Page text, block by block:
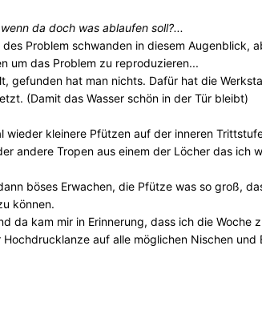
da doch was ablaufen soll?...
Problem schwanden in diesem Augenblick,
um das Problem zu reproduzieren...
gefunden hat man nichts. Dafür hat die
(Damit das Wasser schön in der Tür bleibt)
wieder kleinere Pfützen auf der inneren
andere Tropen aus einem der Löcher das ich
böses Erwachen, die Pfütze was so groß,
können.
da kam mir in Erinnerung, dass ich die Woche
auf alle möglichen Nischen und